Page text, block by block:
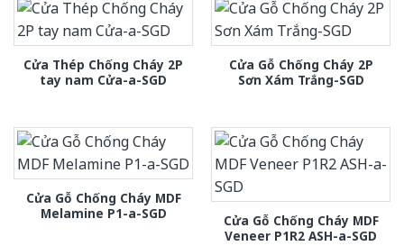
Cửa Thép Chống Cháy 2P
tay nam Cửa-a-SGD
Cửa Gỗ Chống Cháy 2P
Sơn Xám Trắng-SGD
Cửa Gỗ Chống Cháy MDF
Melamine P1-a-SGD
Cửa Gỗ Chống Cháy MDF
Veneer P1R2 ASH-a-SGD